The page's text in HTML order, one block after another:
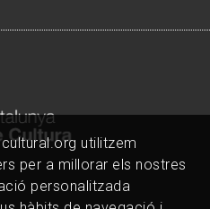
utilitzem
per a millorar els nostres
personalitzada